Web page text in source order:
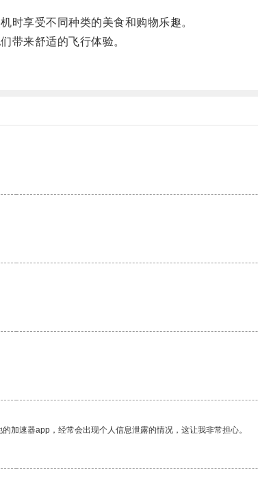
享受不同种类的美食和购物乐趣。
来舒适的飞行体验。
加速器app，经常会出现个人信息泄露的情况，这让我非常担心。